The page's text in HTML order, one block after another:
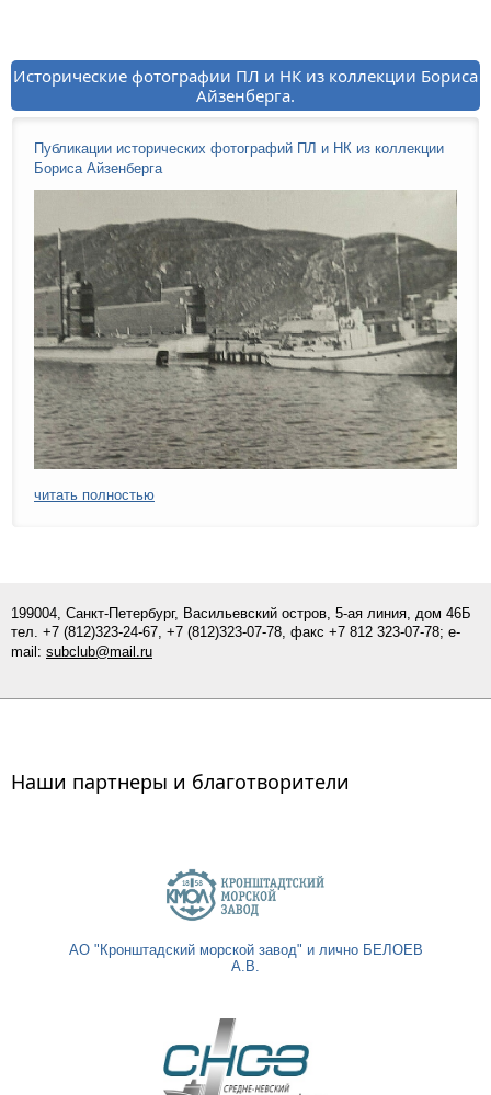
Исторические фотографии ПЛ и НК из коллекции Бориса
Айзенберга.
Публикации исторических фотографий ПЛ и НК из коллекции
Бориса Айзенберга
читать полностью
199004, Санкт-Петербург, Васильевский остров, 5-ая линия, дом 46Б
тел. +7 (812)323-24-67, +7 (812)323-07-78, факс +7 812 323-07-78; e-
mail: subclub@mail.ru
Наши партнеры и благотворители
АО "Кронштадский морской завод" и лично БЕЛОЕВ
А.В.